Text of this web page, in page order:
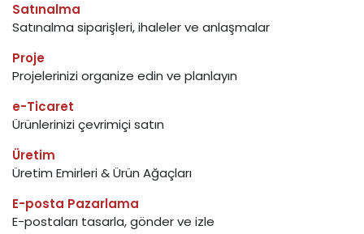
Satınalma
Satınalma siparişleri, ihaleler ve anlaşmalar
Proje
Projelerinizi organize edin ve planlayın
e-Ticaret
Ürünlerinizi çevrimiçi satın
Üretim
Üretim Emirleri & Ürün Ağaçları
E-posta Pazarlama
E-postaları tasarla, gönder ve izle